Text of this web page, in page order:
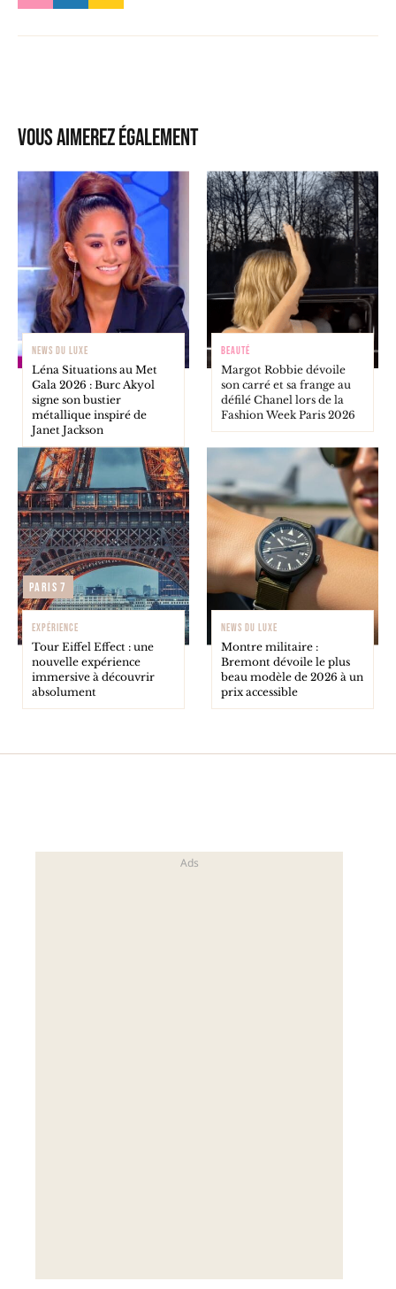
Vous aimerez également
NEWS DU LUXE
Léna Situations au Met
Gala 2026 : Burc Akyol
signe son bustier
métallique inspiré de
Janet Jackson
BEAUTÉ
Margot Robbie dévoile
son carré et sa frange au
défilé Chanel lors de la
Fashion Week Paris 2026
Paris 7
EXPÉRIENCE
Tour Eiffel Effect : une
nouvelle expérience
immersive à découvrir
absolument
NEWS DU LUXE
Montre militaire :
Bremont dévoile le plus
beau modèle de 2026 à un
prix accessible